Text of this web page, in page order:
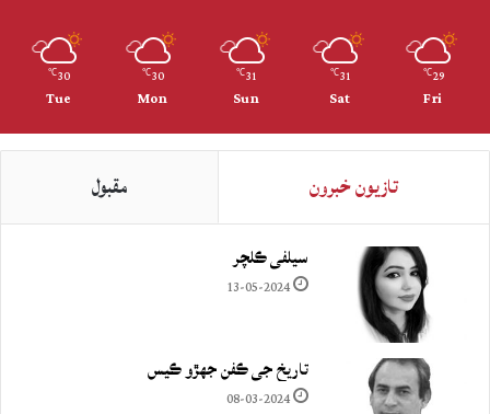
29
℃
Fri
31
℃
Sat
31
℃
Sun
30
℃
Mon
30
℃
Tue
تازيون خبرون مقبول
سيلفي ڪلچر
13-05-2024
تاريخ جي ڪفن جھڙو ڪيس
08-03-2024